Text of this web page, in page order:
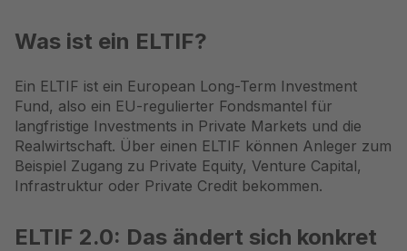
Was ist ein ELTIF?
Ein ELTIF ist ein European Long-Term Investment
Fund, also ein EU-regulierter Fondsmantel für
langfristige Investments in Private Markets und die
Realwirtschaft. Über einen ELTIF können Anleger zum
Beispiel Zugang zu Private Equity, Venture Capital,
Infrastruktur oder Private Credit bekommen.
ELTIF 2.0: Das ändert sich konkret